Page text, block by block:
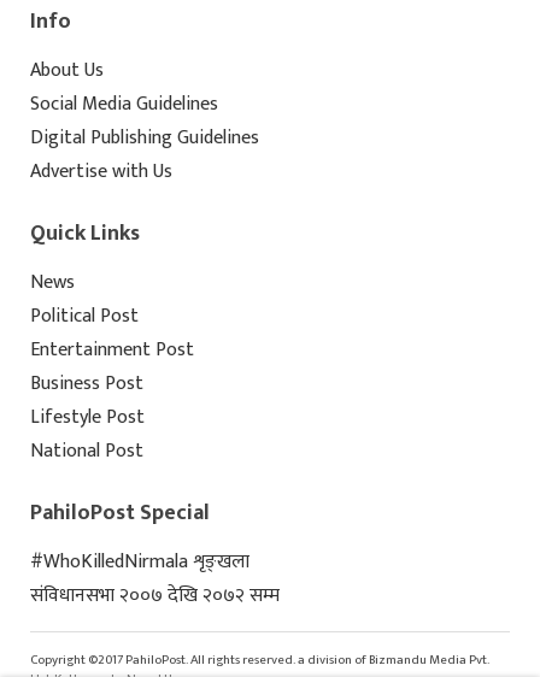
Info
About Us
Social Media Guidelines
Digital Publishing Guidelines
Advertise with Us
Quick Links
News
Political Post
Entertainment Post
Business Post
Lifestyle Post
National Post
PahiloPost Special
#WhoKilledNirmala शृङ्खला
संविधानसभा २००७ देखि २०७२ सम्म
Copyright ©2017 PahiloPost. All rights reserved. a division of Bizmandu Media Pvt.